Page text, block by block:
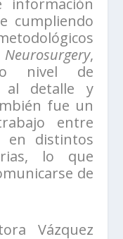
información
cumpliendo
Neurosurgery,
nivel de
al detalle y
fue un
entre
en distintos
lo que
de
Vázquez